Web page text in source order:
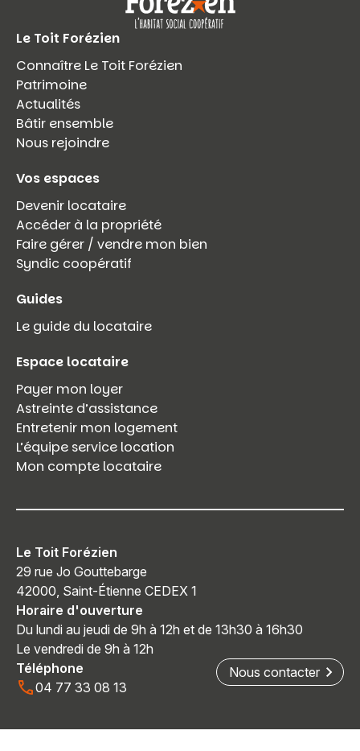
Le Toit Forézien
Connaître Le Toit Forézien
Patrimoine
Actualités
Bâtir ensemble
Nous rejoindre
Vos espaces
Devenir locataire
Accéder à la propriété
Faire gérer / vendre mon bien
Syndic coopératif
Guides
Le guide du locataire
Espace locataire
Payer mon loyer
Astreinte d’assistance
Entretenir mon logement
L’équipe service location
Mon compte locataire
Le Toit Forézien
29 rue Jo Gouttebarge
42000, Saint-Étienne CEDEX 1
Horaire d'ouverture
Du lundi au jeudi de 9h à 12h et de 13h30 à 16h30
Le vendredi de 9h à 12h
Téléphone
04 77 33 08 13
Nous contacter